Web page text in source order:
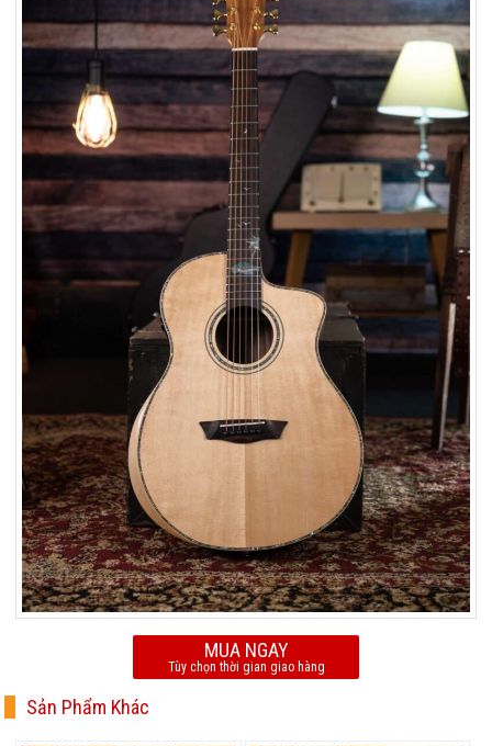
MUA NGAY
Tùy chọn thời gian giao hàng
Sản Phẩm Khác